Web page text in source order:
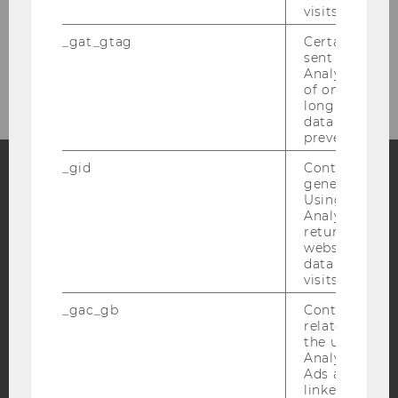
Blog
Bluesky
visits.
_gat_gtag
Certain data
sent to
Analytics a
of once per
long as it is
data
prevented.
_gid
Contains a
generated
Using this
Analytics can
returning
website and
data from
visits.
_gac_gb
Contains
related
the user. If
Analytics and
Ads accounts
linked, the